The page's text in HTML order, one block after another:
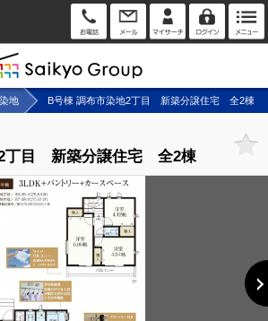
染地 B号棟 調布市染地2丁目 新築分譲住宅 全2棟
2丁目 新築分譲住宅 全2棟